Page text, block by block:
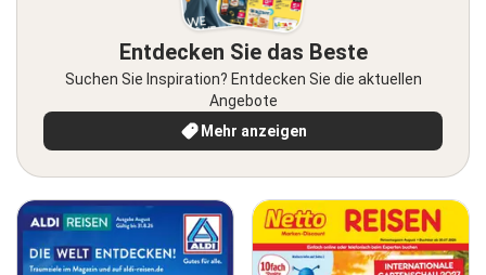
Entdecken Sie das Beste
Suchen Sie Inspiration? Entdecken Sie die aktuellen
Angebote
Mehr anzeigen